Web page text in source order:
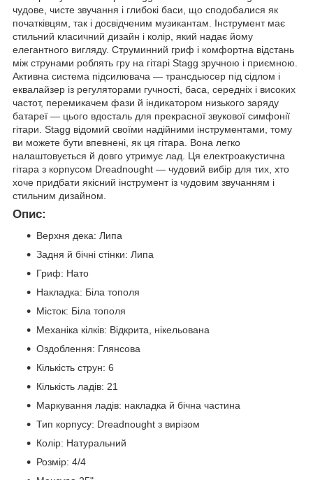
чудове, чисте звучання і глибокі баси, що сподобалися як
початківцям, так і досвідченим музикантам. Інструмент має
стильний класичний дизайн і колір, який надає йому
елегантного вигляду. Струминний гриф і комфортна відстань
між струнами роблять гру на гітарі Stagg зручною і приємною.
Активна система підсилювача — трансдьюсер під сідлом і
еквалайзер із регуляторами гучності, баса, середніх і високих
частот, перемикачем фази й індикатором низького заряду
батареї — цього вдосталь для прекрасної звукової симфонії
гітари. Stagg відомий своїми надійними інструментами, тому
ви можете бути впевнені, як ця гітара. Вона легко
налаштовується й довго утримує лад. Ця електроакустична
гітара з корпусом Dreadnought — чудовий вибір для тих, хто
хоче придбати якісний інструмент із чудовим звучанням і
стильним дизайном.
Опис:
Верхня дека: Липа
Задня й бічні стінки: Липа
Гриф: Нато
Накладка: Біла тополя
Місток: Біла тополя
Механіка кілків: Відкрита, нікельована
Оздоблення: Глянсова
Кількість струн: 6
Кількість ладів: 21
Маркування ладів: накладка й бічна частина
Тип корпусу: Dreadnought з вирізом
Колір: Натуральний
Розмір: 4/4